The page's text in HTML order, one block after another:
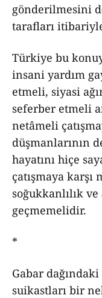
gönderilmesini
tarafları
Türkiye bu
insani yardım
etmeli, siyasi
seferber etmeli
netâmeli
düşmanlarının
hayatını hiçe
çatışmaya
soğukkanlılık
geçmemelidir.
*
Gabar
suikastları bir